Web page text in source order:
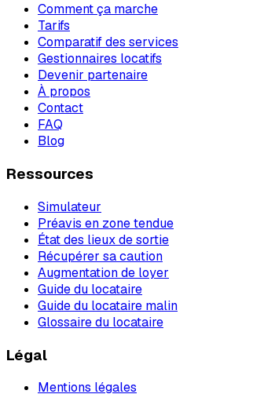
Comment ça marche
Tarifs
Comparatif des services
Gestionnaires locatifs
Devenir partenaire
À propos
Contact
FAQ
Blog
Ressources
Simulateur
Préavis en zone tendue
État des lieux de sortie
Récupérer sa caution
Augmentation de loyer
Guide du locataire
Guide du locataire malin
Glossaire du locataire
Légal
Mentions légales